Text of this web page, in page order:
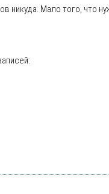
никуда. Мало того,